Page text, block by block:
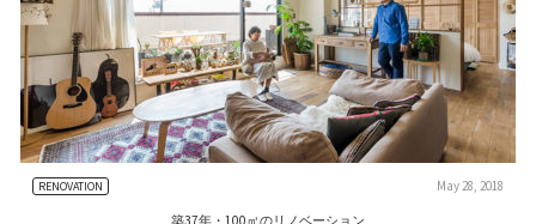
RENOVATION May 28, 2018
築37年・100㎡のリノベーション